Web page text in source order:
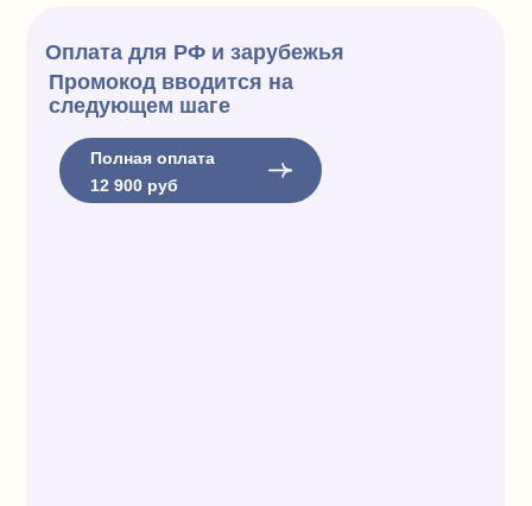
Оплата для РФ и зарубежья
Промокод вводится на
следующем шаге
Полная оплата
12 900 руб